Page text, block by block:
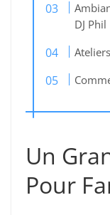
DJ Phil
Un
Pour